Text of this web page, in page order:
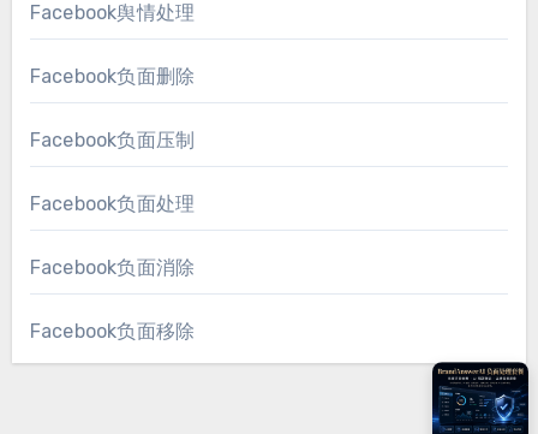
Facebook舆情处理
Facebook负面删除
Facebook负面压制
Facebook负面处理
Facebook负面消除
Facebook负面移除